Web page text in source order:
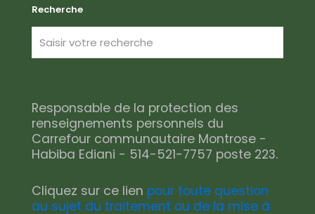
Recherche
Responsable de la protection des
renseignements personnels du
Carrefour communautaire Montrose -
Habiba Ediani - 514-521-7757 poste 223.
Cliquez sur ce lien pour toute question
au sujet du traitement ou de la mise à